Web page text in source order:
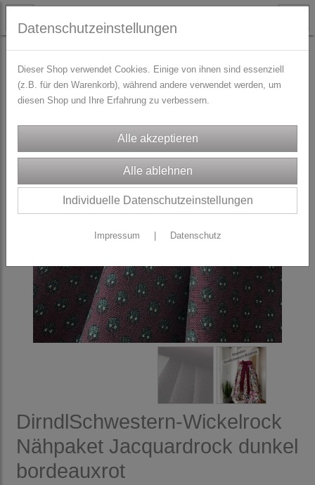
STOFFE WICKELROCK-Stoffpakete DirndlSchwestern
DirndlSchwestern-Wickelrock
Nähpaket Jacquardrock dunkel
bordeauxrot
Datenschutzeinstellungen
Dieser Shop verwendet Cookies. Einige von ihnen sind essenziell
(z.B. für den Warenkorb), während andere verwendet werden, um
diesen Shop und Ihre Erfahrung zu verbessern.
Individuelle Datenschutzeinstellungen
Impressum Datenschutz